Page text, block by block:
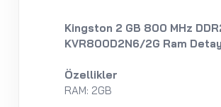
Kingston 2 GB 800 MHz
KVR800D2N6/2G Ram
Özellikler
RAM: 2GB